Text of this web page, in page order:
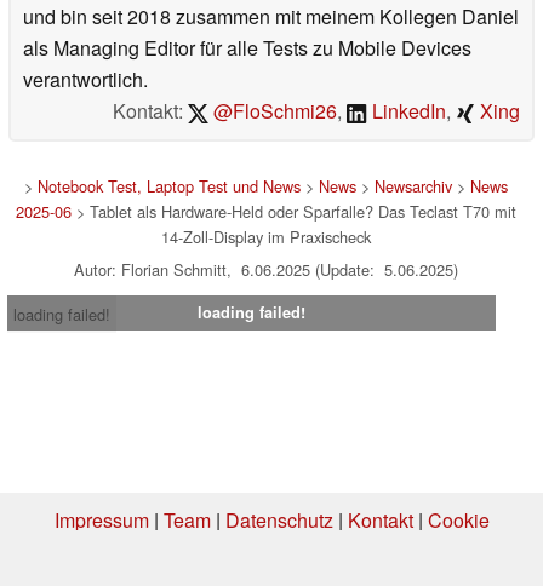
und bin seit 2018 zusammen mit meinem Kollegen Daniel
als Managing Editor für alle Tests zu Mobile Devices
verantwortlich.
Kontakt:
@FloSchmi26, LinkedIn, Xing
> Notebook Test, Laptop Test und News> News> Newsarchiv> News
2025-06> Tablet als Hardware-Held oder Sparfalle? Das Teclast T70 mit
14-Zoll-Display im Praxischeck
Autor: Florian Schmitt, 6.06.2025 (Update: 5.06.2025)
loading failed!
loading failed!
Impressum| Team| Datenschutz| Kontakt| Cookie